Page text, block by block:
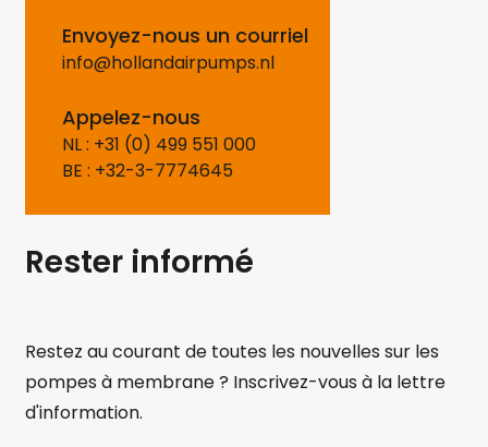
Envoyez-nous un courriel
info@hollandairpumps.nl
Appelez-nous
NL : +31 (0) 499 551 000
BE : +32-3-7774645
Rester informé
Restez au courant de toutes les nouvelles sur les
pompes à membrane ? Inscrivez-vous à la lettre
d'information.